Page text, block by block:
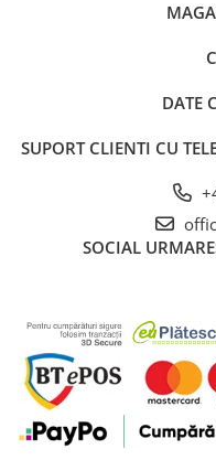
DATE
SUPORT CLIENTI CU
SOCIAL